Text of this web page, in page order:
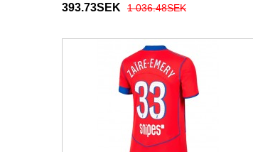
2025-26 Kortärmad
393.73SEK 1 036.48SEK